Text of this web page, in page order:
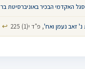
האקדמי הבכיר באוניברסיטת בר אילן
זאב נעמן ואח', פ"ד י(1) 225 ↩